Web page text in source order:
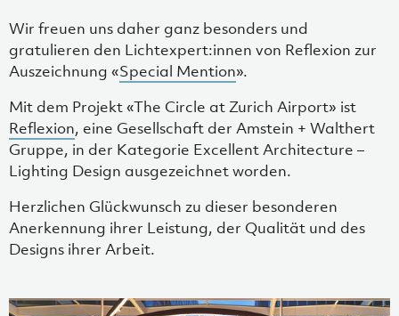
Wir freuen uns daher ganz besonders und
gratulieren den Lichtexpert:innen von Reflexion zur
Auszeichnung «Special Mention».
Mit dem Projekt «The Circle at Zurich Airport» ist
Reflexion, eine Gesellschaft der Amstein + Walthert
Gruppe, in der Kategorie Excellent Architecture –
Lighting Design ausgezeichnet worden.
Herzlichen Glückwunsch zu dieser besonderen
Anerkennung ihrer Leistung, der Qualität und des
Designs ihrer Arbeit.